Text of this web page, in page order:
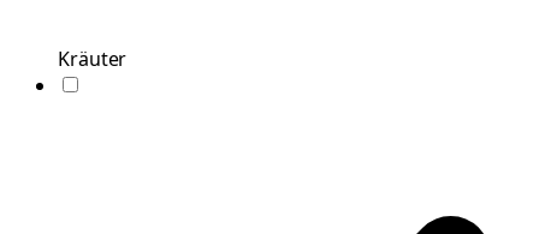
Kräuter